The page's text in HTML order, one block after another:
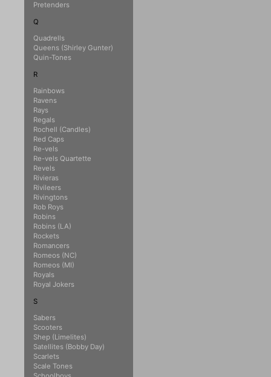
Pretenders
Q
Quadrells
Queens (Shirley Gunter)
Quin-Tones
R
Rainbows
Ravens
Rays
Regals
Rochell (Candles)
Red Caps
Re-vels
Re-vels Quartette
Revels
Rivieras
Rivileers
Rivingtons
Rob Roys
Robins
Robins (LA)
Rockets
Romancers
Romeos (NC)
Romeos (MI)
Royals
Royal Jokers
S
Sabers
Scooters
Shep (Limelites)
Satellites (Bobby Day)
Scarlets
Scale Tones